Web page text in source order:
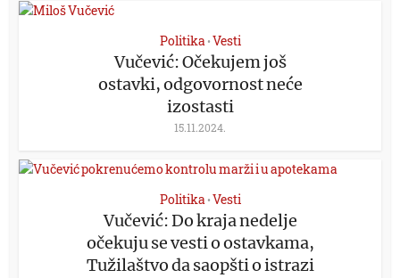
Politika •Vesti
Vučević: Očekujem još
ostavki, odgovornost neće
izostasti
15.11.2024.
Politika •Vesti
Vučević: Do kraja nedelje
očekuju se vesti o ostavkama,
Tužilaštvo da saopšti o istrazi